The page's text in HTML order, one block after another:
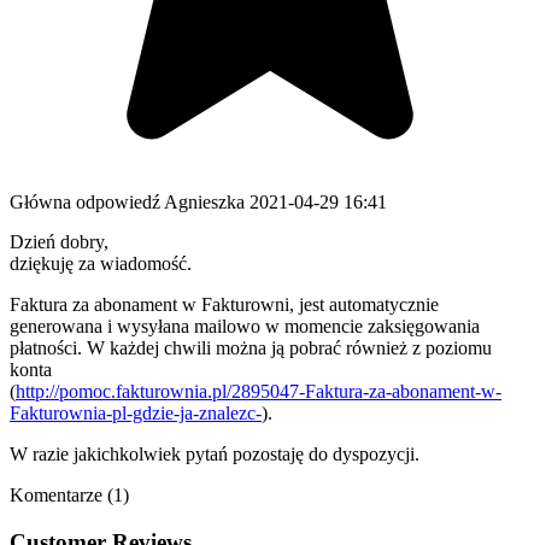
Główna odpowiedź Agnieszka 2021-04-29 16:41
Dzień dobry,
dziękuję za wiadomość.
Faktura za abonament w Fakturowni, jest automatycznie
generowana i wysyłana mailowo w momencie zaksięgowania
płatności. W każdej chwili można ją pobrać również z poziomu
konta
(http://pomoc.fakturownia.pl/2895047-Faktura-za-abonament-w-
Fakturownia-pl-gdzie-ja-znalezc-).
W razie jakichkolwiek pytań pozostaję do dyspozycji.
Komentarze (1)